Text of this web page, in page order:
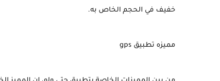
خفيف في الحجم الخاص به.
مميزه تطبيق gps